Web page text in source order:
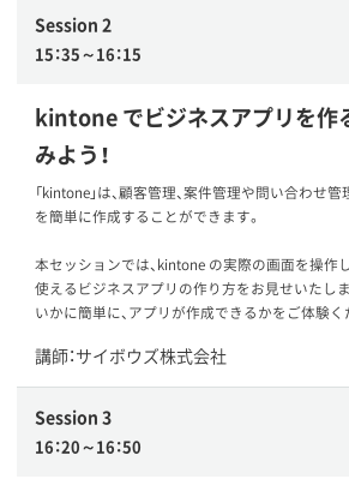
Session 2
15：35～16：15
kintone でビジネスアプリを作
みよう！
「kintone」は、顧客管理、案件管理や問い合わせ
を簡単に作成することができます。
本セッションでは、kintone の実際の画面を操作
使えるビジネスアプリの作り方をお見せいたしま
いかに簡単に、アプリが作成できるかをご体験く
講師：サイボウズ株式会社
Session 3
16：20～16：50